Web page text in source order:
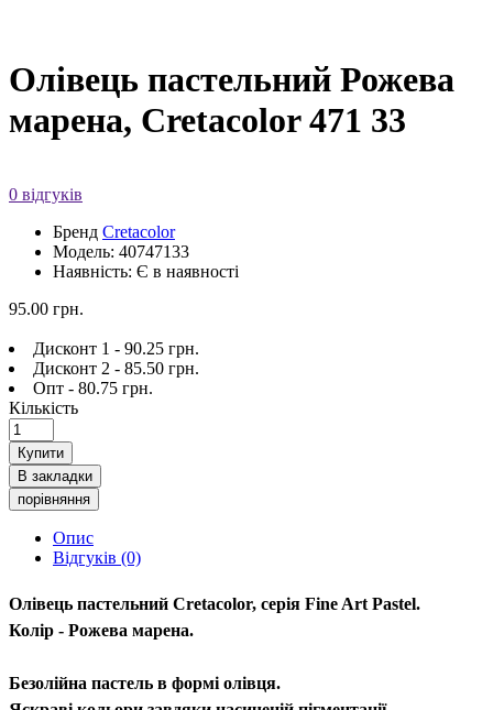
Олівець пастельний Рожева
марена, Cretacolor 471 33
0 відгуків
Бренд Cretacolor
Модель: 40747133
Наявність: Є в наявності
95.00 грн.
Дисконт 1 - 90.25 грн.
Дисконт 2 - 85.50 грн.
Опт - 80.75 грн.
Кількість
Купити
В закладки
порівняння
Опис
Відгуків (0)
Олівець пастельний Cretacolor, серія Fine Art Pastel.
Колір - Рожева марена.
Безолійна пастель в формі олівця.